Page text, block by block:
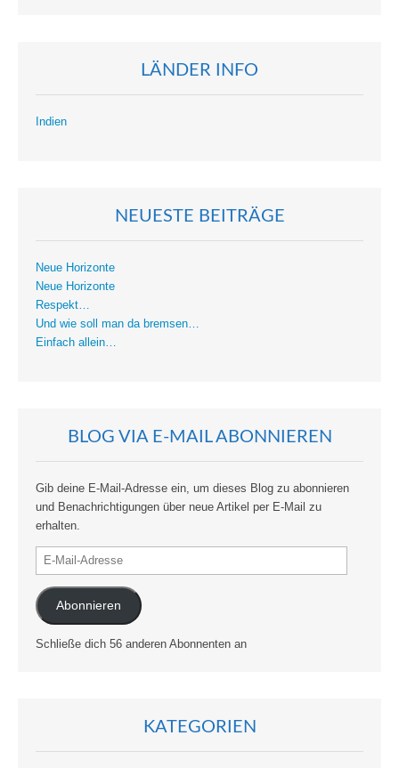
LÄNDER INFO
Indien
NEUESTE BEITRÄGE
Neue Horizonte
Neue Horizonte
Respekt…
Und wie soll man da bremsen…
Einfach allein…
BLOG VIA E-MAIL ABONNIEREN
Gib deine E-Mail-Adresse ein, um dieses Blog zu abonnieren
und Benachrichtigungen über neue Artikel per E-Mail zu
erhalten.
E-
Mail-
Adresse
Abonnieren
Schließe dich 56 anderen Abonnenten an
KATEGORIEN